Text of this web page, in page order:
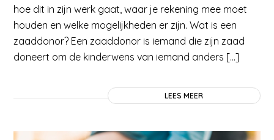
hoe dit in zijn werk gaat, waar je rekening mee moet
houden en welke mogelijkheden er zijn. Wat is een
zaaddonor? Een zaaddonor is iemand die zijn zaad
doneert om de kinderwens van iemand anders […]
LEES MEER